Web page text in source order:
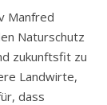
Manfred
Naturschutz
zukunftsfit zu
Landwirte,
dass